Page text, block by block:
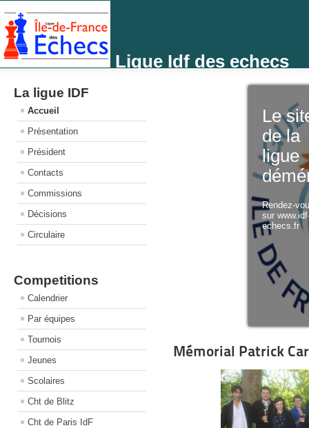
Ligue Idf des echecs
La ligue IDF
Accueil
Présentation
Président
Contacts
Commissions
Décisions
Circulaire
Competitions
Calendrier
Par équipes
Tournois
Jeunes
Scolaires
Cht de Blitz
Cht de Paris IdF
Le
de la
ligue
Rendez-
sur
echecs.fr
Mémorial Patrick